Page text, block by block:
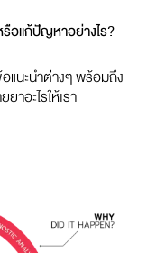
อแก้ปัญหาอย่างไร?
แนะนำต่างๆ พร้อมถึง
าอะไรให้เรา